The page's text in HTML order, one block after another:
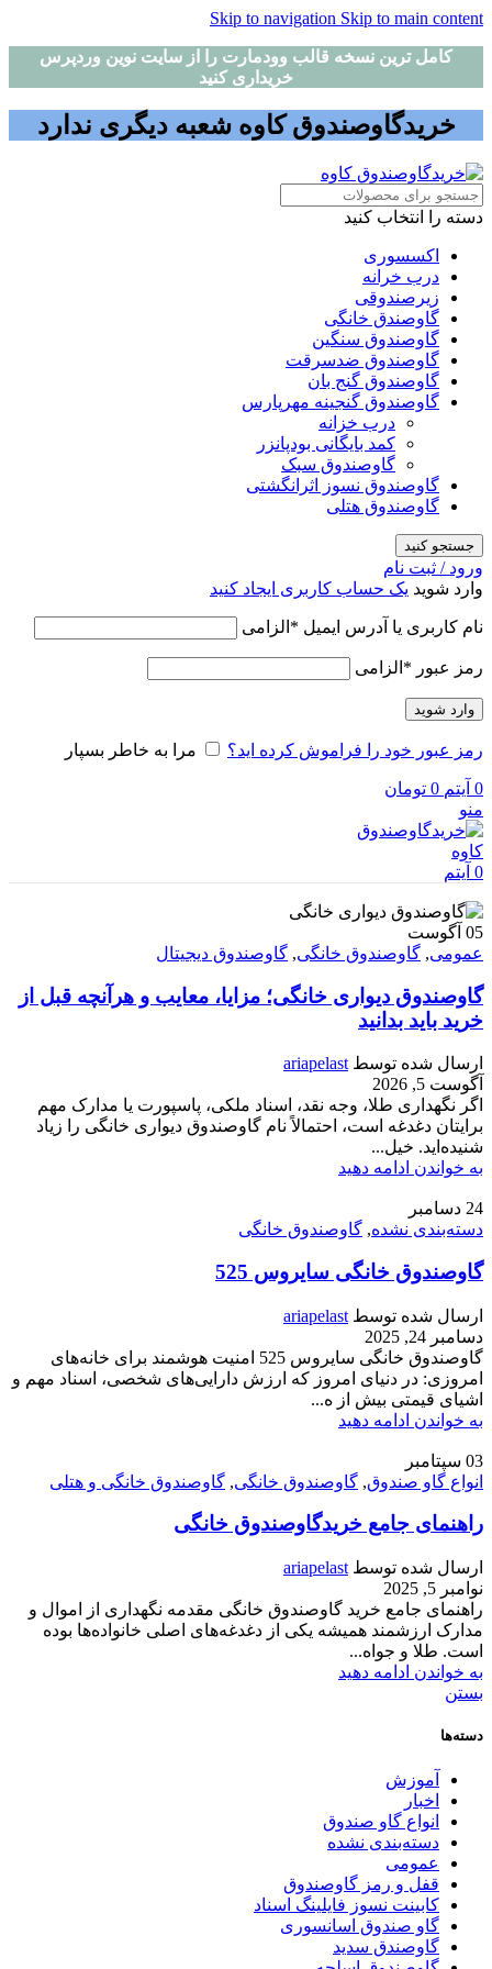
Skip to navigation Skip to main content
کامل ترین نسخه قالب وودمارت را از سایت نوین وردپرس
خریداری کنید
خریدگاوصندوق کاوه شعبه دیگری ندارد
دسته را انتخاب کنید
اکسسوری
درب خرانه
زیرصندوقی
گاوصندق خانگی
گاوصندوق سنگین
گاوصندوق ضدسرقت
گاوصندوق گنج بان
گاوصندوق گنجینه مهرپارس
درب خزانه
کمد بایگانی بودپانزر
گاوصندوق سبک
گاوصندوق نسوز اثرانگشتی
گاوصندوق هتلی
جستجو کنید
ورود / ثبت نام
وارد شوید یک حساب کاربری ایجاد کنید
نام کاربری یا آدرس ایمیل * الزامی
رمز عبور * الزامی
وارد شوید
رمز عبور خود را فراموش کرده اید؟ مرا به خاطر بسپار
0 آیتم 0 تومان
منو
0 آیتم
05 آگوست
عمومی, گاوصندوق خانگی, گاوصندوق دیجیتال
گاوصندوق دیواری خانگی؛ مزایا، معایب و هرآنچه قبل از
خرید باید بدانید
ارسال شده توسط ariapelast
آگوست 5, 2026
اگر نگهداری طلا، وجه نقد، اسناد ملکی، پاسپورت یا مدارک مهم
برایتان دغدغه است، احتمالاً نام گاوصندوق دیواری خانگی را زیاد
شنیده‌اید. خیل...
به خواندن ادامه دهید
24 دسامبر
دسته‌بندی نشده, گاوصندوق خانگی
گاوصندوق خانگی سایروس 525
ارسال شده توسط ariapelast
دسامبر 24, 2025
گاوصندوق خانگی سایروس 525 امنیت هوشمند برای خانه‌های
امروزی: در دنیای امروز که ارزش دارایی‌های شخصی، اسناد مهم و
اشیای قیمتی بیش از ه...
به خواندن ادامه دهید
03 سپتامبر
انواع گاو صندوق, گاوصندوق خانگی, گاوصندوق خانگی و هتلی
راهنمای جامع خریدگاوصندوق خانگی
ارسال شده توسط ariapelast
نوامبر 5, 2025
راهنمای جامع خرید گاوصندوق خانگی مقدمه نگهداری از اموال و
مدارک ارزشمند همیشه یکی از دغدغه‌های اصلی خانواده‌ها بوده
است. طلا و جواه...
به خواندن ادامه دهید
بستن
دسته‌ها
آموزش
اخبار
انواع گاو صندوق
دسته‌بندی نشده
عمومی
قفل و رمز گاوصندوق
کابینت نسوز فایلینگ اسناد
گاو صندوق اسانسوری
گاوصندق سدید